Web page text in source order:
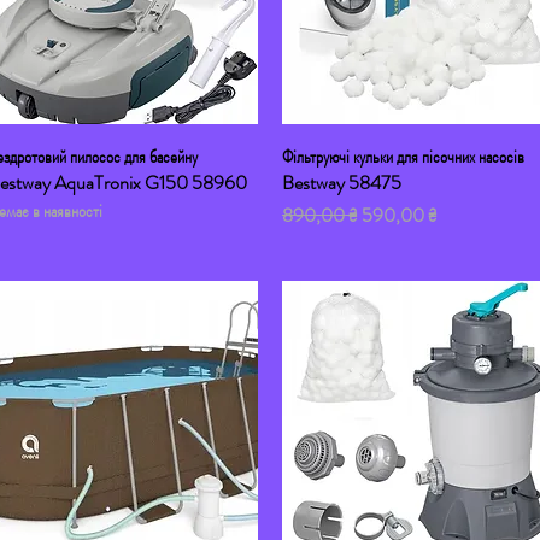
Швидкий перегляд
пилосос для басейну
AquaTronix G150 58960
в наявності
Швидкий перегляд
Фільтруючі кульки для пісочних насосів
Bestway 58475
Звичайна ціна
890,00 ₴ За розпродажем
590,00 ₴